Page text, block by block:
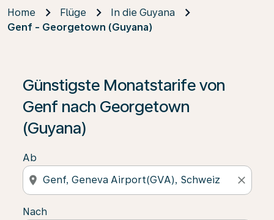
Home Flüge
In die Guyana
Genf - Georgetown (Guyana)
Günstigste Monatstarife von
Genf nach Georgetown
(Guyana)
Ab
location_on close
Nach